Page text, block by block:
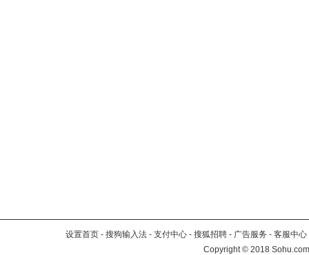
设置首页 - 搜狗输入法 - 支付中心 - 搜狐招聘 - 广告服务 - 客服中心
Copyright©2018